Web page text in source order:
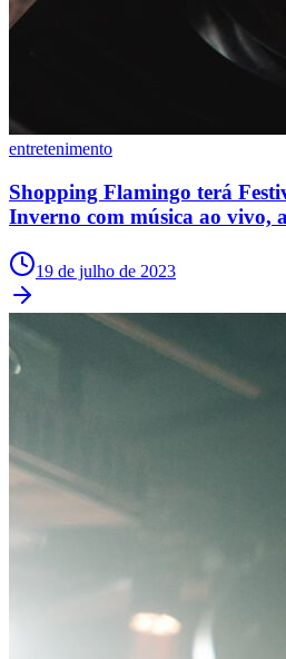
Athletico-PR
entretenimento
Shopping Flamingo terá
Inverno com música ao vivo,
19 de julho de 2023